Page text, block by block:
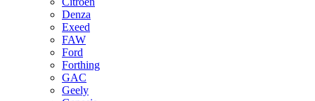
Denza
Exeed
FAW
Ford
Forthing
GAC
Geely